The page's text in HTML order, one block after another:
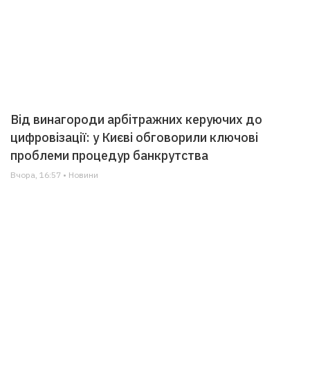
Від винагороди арбітражних керуючих до
цифровізації: у Києві обговорили ключові
проблеми процедур банкрутства
Вчора, 16:57 • Новини